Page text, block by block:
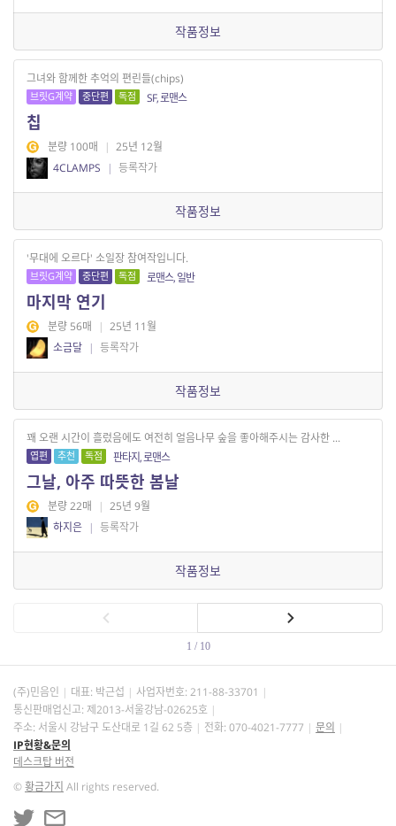
작품정보
그녀와 함께한 추억의 편린들(chips)
브릿G계약 중단편 독점 SF, 로맨스
칩
분량 100매 | 25년 12월
4CLAMPS
| 등록작가
작품정보
'무대에 오르다' 소일장 참여작입니다.
브릿G계약 중단편 독점 로맨스, 일반
마지막 연기
분량 56매 | 25년 11월
소금달 | 등록작가
작품정보
꽤 오랜 시간이 흘렀음에도 여전히 얼음나무 숲을 좋아해주시는 감사한 ...
엽편 추천 독점 판타지, 로맨스
그날, 아주 따뜻한 봄날
분량 22매 | 25년 9월
하지은 | 등록작가
작품정보
1 / 10
(주)민음인 대표: 박근섭 사업자번호: 211-88-33701
통신판매업신고: 제2013-서울강남-02625호
주소: 서울시 강남구 도산대로 1길 62 5층
전화: 070-4021-7777
문의
IP현황&문의
데스크탑 버전
©황금가지 All rights reserved.